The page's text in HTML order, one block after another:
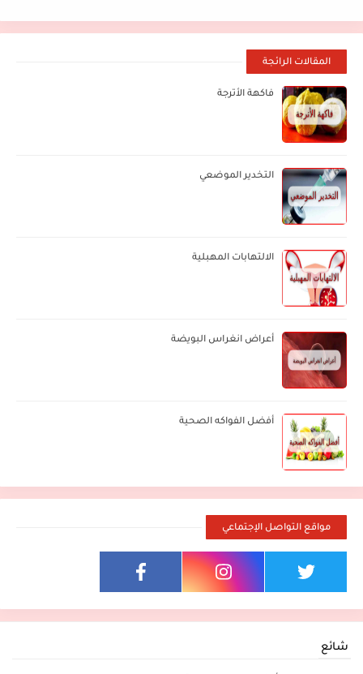
المقالات الرائجة
فاكهة الأترجة
التخدير الموضعي
الالتهابات المهبلية
أعراض انغراس البويضة
أفضل الفواكه الصحية
مواقع التواصل الإجتماعي
شائع